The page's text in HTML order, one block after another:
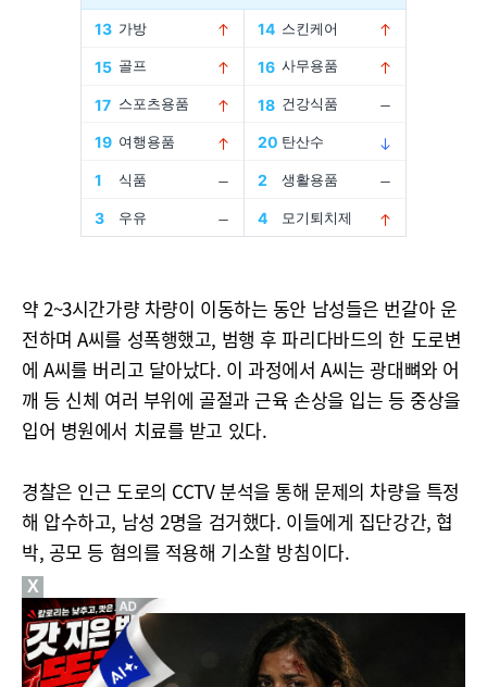
약 2~3시간가량 차량이 이동하는 동안 남성들은 번갈아 운
전하며 A씨를 성폭행했고, 범행 후 파리다바드의 한 도로변
에 A씨를 버리고 달아났다. 이 과정에서 A씨는 광대뼈와 어
깨 등 신체 여러 부위에 골절과 근육 손상을 입는 등 중상을
입어 병원에서 치료를 받고 있다.
경찰은 인근 도로의 CCTV 분석을 통해 문제의 차량을 특정
해 압수하고, 남성 2명을 검거했다. 이들에게 집단강간, 협
박, 공모 등 혐의를 적용해 기소할 방침이다.
X